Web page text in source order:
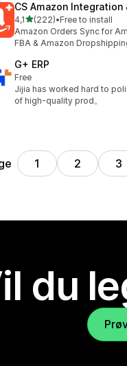
CS Amazon Integration
4,1av 5 stjerner
(222)
Totalt 222 omtaler
•Free to install
Amazon Orders Sync for
FBA & Amazon
G+ ERP
Free
Jijia has worked hard to
of high-quality prod。
1 2 3
du